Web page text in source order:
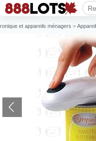
et appareils ménagers >